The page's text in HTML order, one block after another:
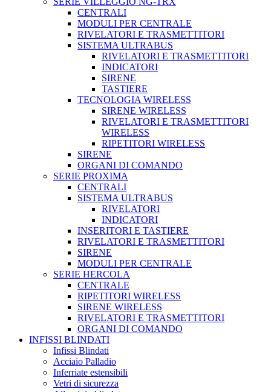
CENTRALI
MODULI PER CENTRALE
RIVELATORI E TRASMETTITORI
SISTEMA ULTRABUS
RIVELATORI E TRASMETTITORI
INDICATORI
SIRENE
TASTIERE
TECNOLOGIA WIRELESS
SIRENE WIRELESS
RIVELATORI E TRASMETTITORI
WIRELESS
RIPETITORI WIRELESS
SIRENE
ORGANI DI COMANDO
SERIE PROXIMA
CENTRALI
SISTEMA ULTRABUS
RIVELATORI
INDICATORI
INSERITORI E TASTIERE
RIVELATORI E TRASMETTITORI
SIRENE
MODULI PER CENTRALE
SERIE HERCOLA
CENTRALE
RIPETITORI WIRELESS
SIRENE WIRELESS
RIVELATORI E TRASMETTITORI
ORGANI DI COMANDO
INFISSI BLINDATI
Infissi Blindati
Acciaio Palladio
Inferriate estensibili
Vetri di sicurezza